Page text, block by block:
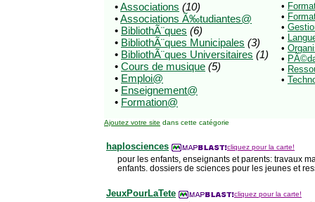
•Associations (10)
•Associations Ã‰tudiantes@
• BibliothÃ¨ques (6)
• BibliothÃ¨ques Municipales (3)
• BibliothÃ¨ques Universitaires (1)
• Cours de musique (5)
• Emploi@
• Enseignement@
• Formation@
•
•
•
•
•
•
•
•
Ajoutez votre site dans cette catégorie
haplosciences cliquez pour la carte!
pour les enfants, enseignants et parents: travaux
enfants. dossiers de sciences pour les jeunes et
JeuxPourLaTete cliquez pour la carte!